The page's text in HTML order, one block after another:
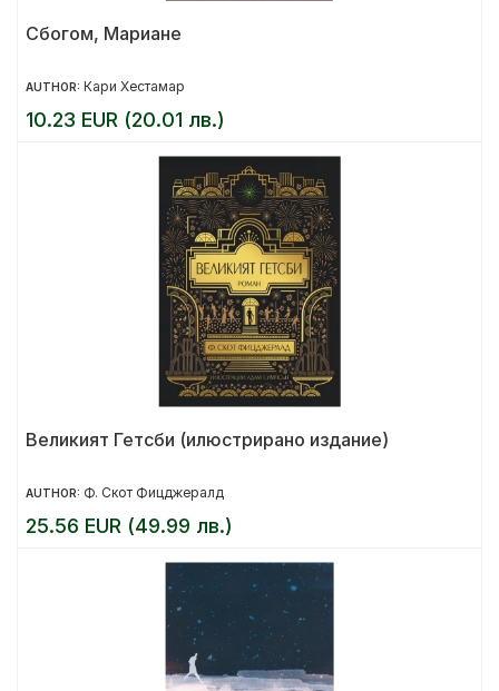
Сбогом, Мариане
AUTHOR: Кари Хестамар
10.23 EUR (20.01 лв.)
Великият Гетсби (илюстрирано издание)
AUTHOR: Ф. Скот Фицджералд
25.56 EUR (49.99 лв.)